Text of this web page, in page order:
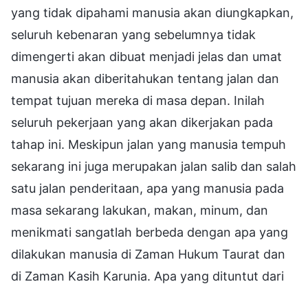
yang tidak dipahami manusia akan diungkapkan,
seluruh kebenaran yang sebelumnya tidak
dimengerti akan dibuat menjadi jelas dan umat
manusia akan diberitahukan tentang jalan dan
tempat tujuan mereka di masa depan. Inilah
seluruh pekerjaan yang akan dikerjakan pada
tahap ini. Meskipun jalan yang manusia tempuh
sekarang ini juga merupakan jalan salib dan salah
satu jalan penderitaan, apa yang manusia pada
masa sekarang lakukan, makan, minum, dan
menikmati sangatlah berbeda dengan apa yang
dilakukan manusia di Zaman Hukum Taurat dan
di Zaman Kasih Karunia. Apa yang dituntut dari